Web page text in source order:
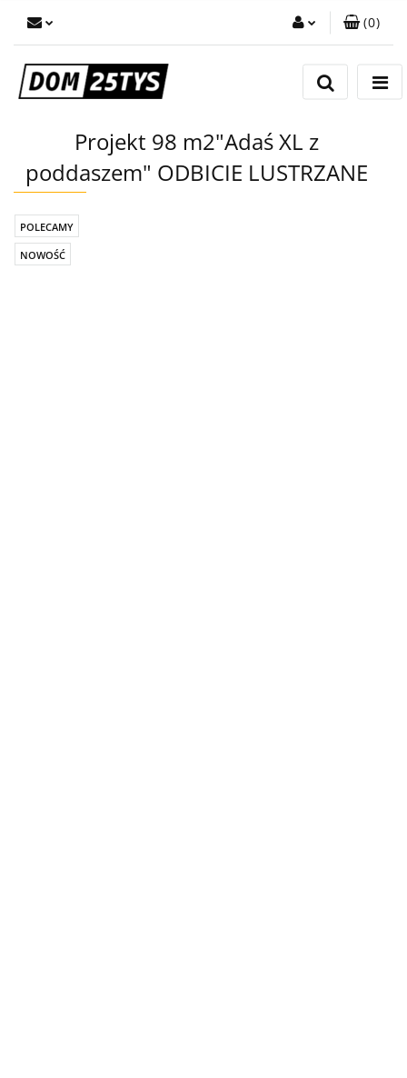
Zaloguj się
Zarejestruj się
(0)
Projekt 98 m2"Adaś XL z
poddaszem" ODBICIE LUSTRZANE
POLECAMY
NOWOŚĆ